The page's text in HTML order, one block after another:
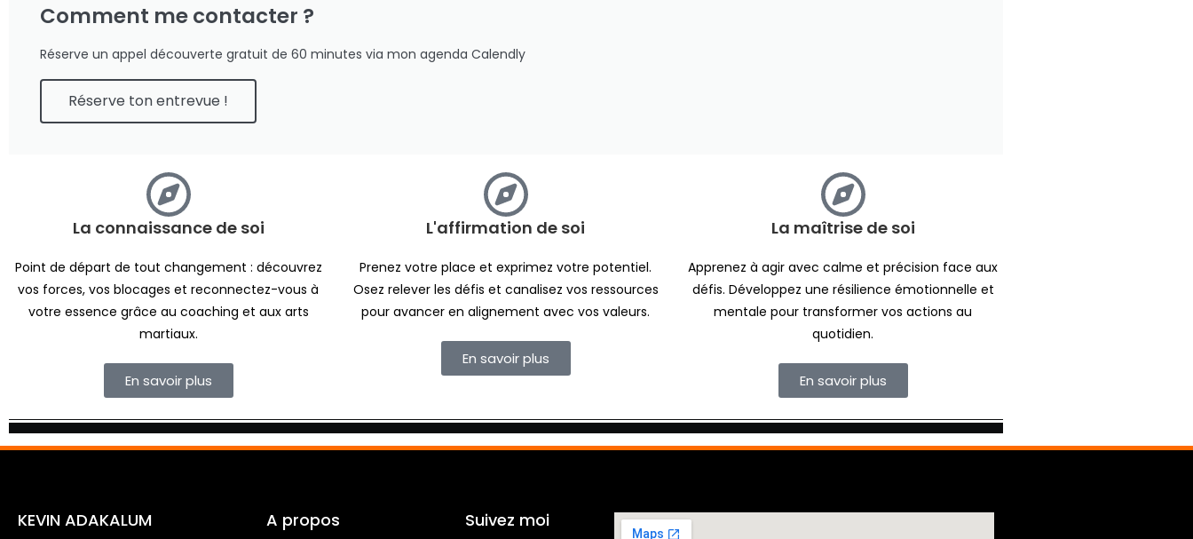
Comment me contacter ?
Réserve un appel découverte gratuit de 60 minutes via mon agenda Calendly
Réserve ton entrevue !
La connaissance de soi
Point de départ de tout changement : découvrez
vos forces, vos blocages et reconnectez-vous à
votre essence grâce au coaching et aux arts
martiaux.
En savoir plus
L'affirmation de soi
Prenez votre place et exprimez votre potentiel.
Osez relever les défis et canalisez vos ressources
pour avancer en alignement avec vos valeurs.
En savoir plus
La maîtrise de soi
Apprenez à agir avec calme et précision face aux
défis. Développez une résilience émotionnelle et
mentale pour transformer vos actions au
quotidien.
En savoir plus
KEVIN ADAKALUM A propos Suivez moi